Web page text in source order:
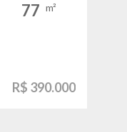
77 m²
R$ 390.000